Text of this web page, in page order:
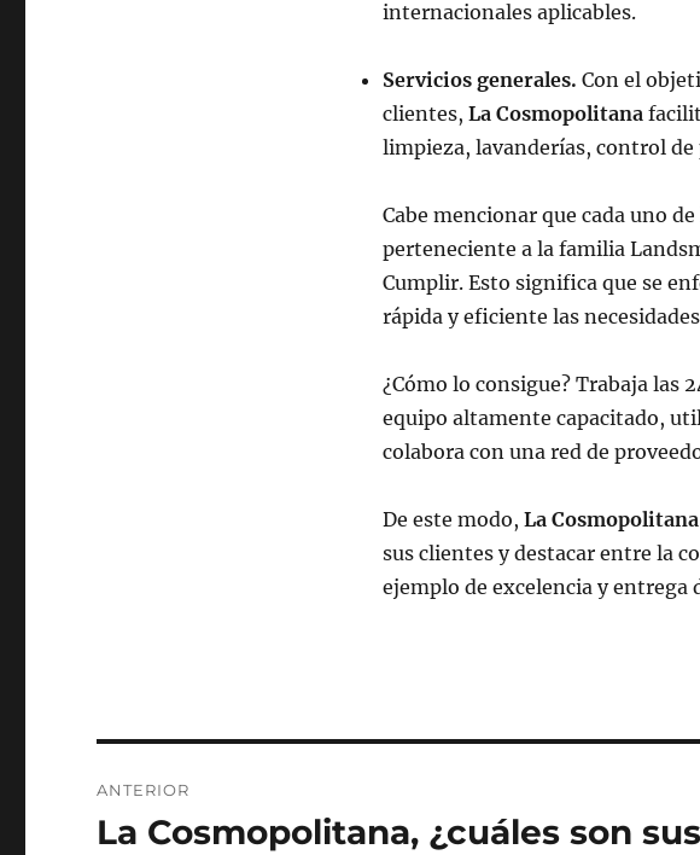
internacionales aplicables.
Servicios generales. Con el
clientes, La Cosmopolitana
limpieza, lavanderías, control de
Cabe mencionar que cada uno
perteneciente a la familia
Cumplir. Esto significa que se
rápida y eficiente las
¿Cómo lo consigue? Trabaja las
equipo altamente capacitado,
colabora con una red de
De este modo, La Cosmopolitana
sus clientes y destacar entre la
ejemplo de excelencia y entrega
de
ANTERIOR
Entrada
La Cosmopolitana, ¿cuáles son